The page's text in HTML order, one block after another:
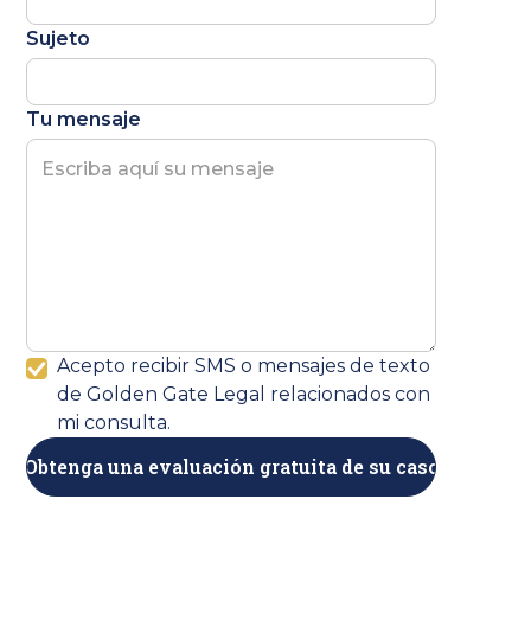
Sujeto
Tu mensaje
Acepto recibir SMS o mensajes de texto
de Golden Gate Legal relacionados con
mi consulta.